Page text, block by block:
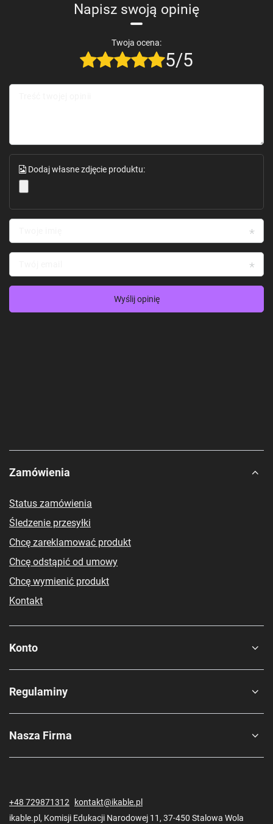
Napisz swoją opinię
Twoja ocena:
5/5
Dodaj własne zdjęcie produktu:
Wyślij opinię
Zamówienia
Status zamówienia
Śledzenie przesyłki
Chcę zareklamować produkt
Chcę odstąpić od umowy
Chcę wymienić produkt
Kontakt
Konto
Regulaminy
Nasza Firma
+48 729871312
kontakt@ikable.pl
ikable.pl , Komisji Edukacji Narodowej 11 , 37-450 Stalowa Wola